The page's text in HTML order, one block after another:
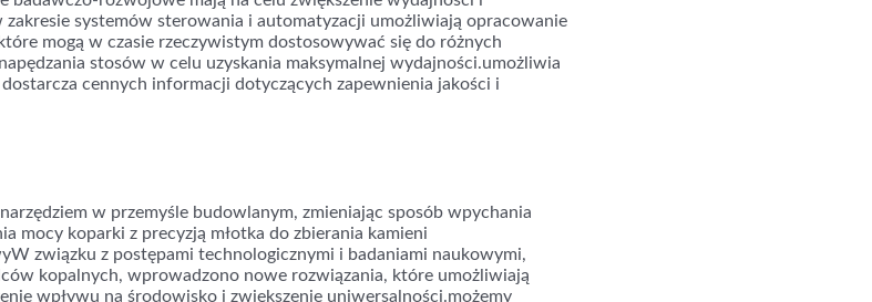
systemów sterowania i automatyzacji umożliwiają opracowanie
mogą w czasie rzeczywistym dostosowywać się do różnych
stosów w celu uzyskania maksymalnej wydajności.umożliwia
cennych informacji dotyczących zapewnienia jakości i
w przemyśle budowlanym, zmieniając sposób wpychania
mocy koparki z precyzją młotka do zbierania kamieni
związku z postępami technologicznymi i badaniami naukowymi,
kopalnych, wprowadzono nowe rozwiązania, które umożliwiają
wpływu na środowisko i zwiększenie uniwersalności.możemy